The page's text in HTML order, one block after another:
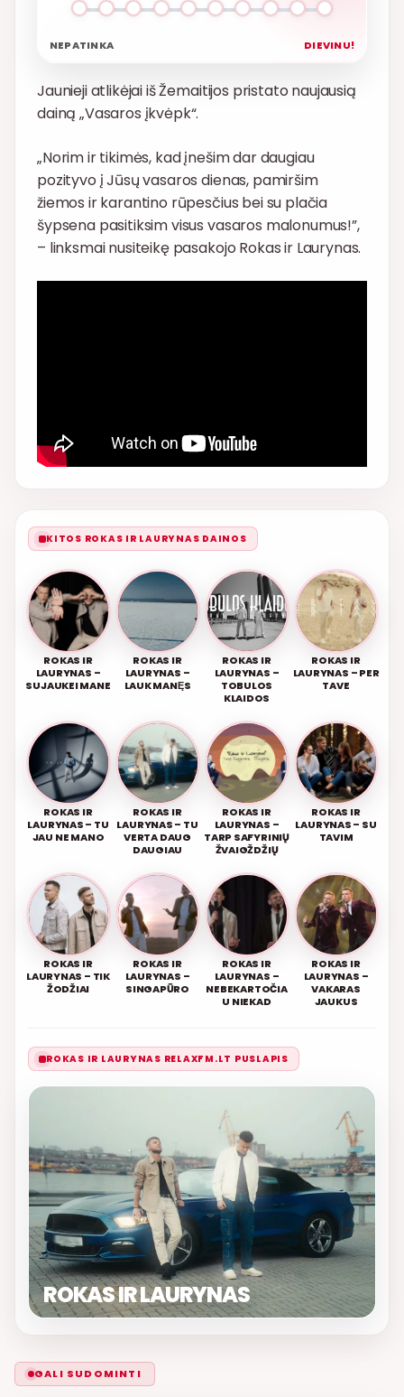
NEPATINKA DIEVINU!
Jaunieji atlikėjai iš Žemaitijos pristato naujausią
dainą „Vasaros įkvėpk“.
„Norim ir tikimės, kad įnešim dar daugiau
pozityvo į Jūsų vasaros dienas, pamiršim
žiemos ir karantino rūpesčius bei su plačia
šypsena pasitiksim visus vasaros malonumus!”,
– linksmai nusiteikę pasakojo Rokas ir Laurynas.
KITOS ROKAS IR LAURYNAS DAINOS
ROKAS IR
LAURYNAS –
SUJAUKEI MANE
ROKAS IR
LAURYNAS –
LAUK MANĘS
ROKAS IR
LAURYNAS –
TOBULOS
KLAIDOS
ROKAS IR
LAURYNAS – PER
TAVE
ROKAS IR
LAURYNAS – TU
JAU NE MANO
ROKAS IR
LAURYNAS – TU
VERTA DAUG
DAUGIAU
ROKAS IR
LAURYNAS –
TARP SAFYRINIŲ
ŽVAIGŽDŽIŲ
ROKAS IR
LAURYNAS – SU
TAVIM
ROKAS IR
LAURYNAS – TIK
ŽODŽIAI
ROKAS IR
LAURYNAS –
SINGAPŪRO
ROKAS IR
LAURYNAS –
NEBEKARTOČIA
U NIEKAD
ROKAS IR
LAURYNAS –
VAKARAS
JAUKUS
ROKAS IR LAURYNAS RELAXFM.LT PUSLAPIS
ROKAS IR LAURYNAS
GALI SUDOMINTI